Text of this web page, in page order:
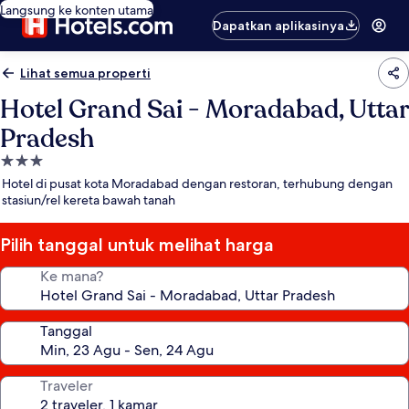
Langsung ke konten utama
Dapatkan aplikasinya
Lihat semua properti
Hotel Grand Sai - Moradabad, Uttar
Pradesh
Properti
bintang
3.0
Hotel di pusat kota Moradabad dengan restoran, terhubung dengan
stasiun/rel kereta bawah tanah
Pilih tanggal untuk melihat harga
Ke mana?
Tanggal
Traveler